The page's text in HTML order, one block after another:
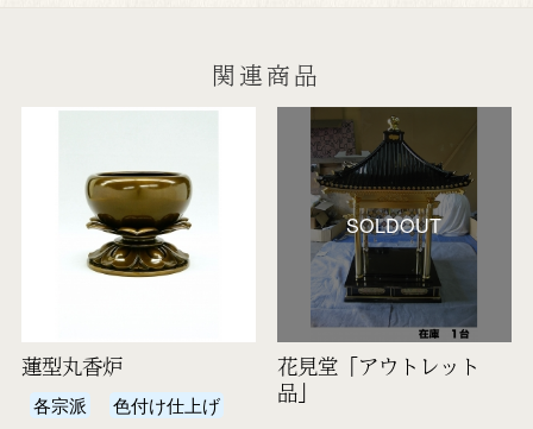
関連商品
蓮型丸香炉
各宗派
色付け仕上げ
SOLDOUT
花見堂「アウトレット
品」